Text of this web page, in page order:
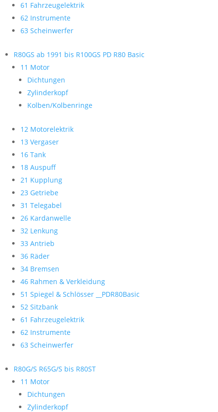
61 Fahrzeugelektrik
62 Instrumente
63 Scheinwerfer
R80GS ab 1991 bis R100GS PD R80 Basic
11 Motor
Dichtungen
Zylinderkopf
Kolben/Kolbenringe
12 Motorelektrik
13 Vergaser
16 Tank
18 Auspuff
21 Kupplung
23 Getriebe
31 Telegabel
26 Kardanwelle
32 Lenkung
33 Antrieb
36 Räder
34 Bremsen
46 Rahmen & Verkleidung
51 Spiegel & Schlösser __PDR80Basic
52 Sitzbank
61 Fahrzeugelektrik
62 Instrumente
63 Scheinwerfer
R80G/S R65G/S bis R80ST
11 Motor
Dichtungen
Zylinderkopf